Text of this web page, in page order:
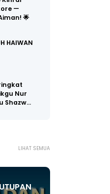
—
🌟
HAIWAN
Nur
Shazw…
LIHAT SEMUA